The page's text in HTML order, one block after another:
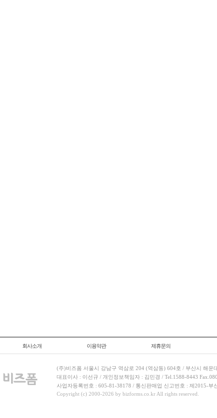
회사소개 이용약관 제휴문의
(주)비즈폼 서울시 강남구 역삼로 204 (역삼동) 604호 / 부산시 해운
대표이사 : 이선규 / 개인정보책임자 : 김민경 / Tel.1588-8443
사업자등록번호 : 605-81-38178 / 통신판매업 신고번호 : 제2015-부
Copyright (c) 2000-2026 by bizforms.co.kr All rights reserved.